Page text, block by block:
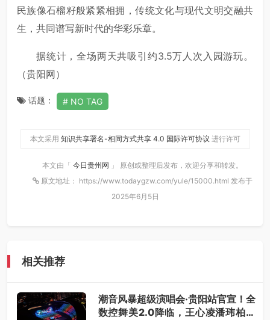
民族像石榴籽般紧紧相拥，传统文化与现代文明交融共
生，共同谱写新时代的华彩乐章。
据统计，全场两天共吸引约3.5万人次入园游玩。
（贵阳网）
话题： NO TAG
本文采用 知识共享署名-相同方式共享 4.0 国际许可协议 进行许可
本文由「 今日贵州网 」 原创或整理后发布，欢迎分享和转发。
原文地址： https://www.todaygzw.com/yule/15000.html 发布于
2025年6月5日
相关推荐
潮音风暴超级演唱会·贵阳站官宣！全
数控舞美2.0降临，王心凌潘玮柏领